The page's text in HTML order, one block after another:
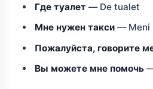
Где туалет — De tualet
Мне нужен такси — Meni
Пожалуйста, говорите
Вы можете мне помочь